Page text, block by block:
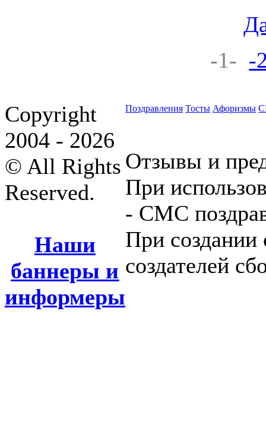
-1- -
Copyright
2004 - 2026
© All Rights
Reserved.
Наши
баннеры и
информеры
Поздравления Тосты Афоризмы
Отзывы и
При
- СМС
При создании
создателей